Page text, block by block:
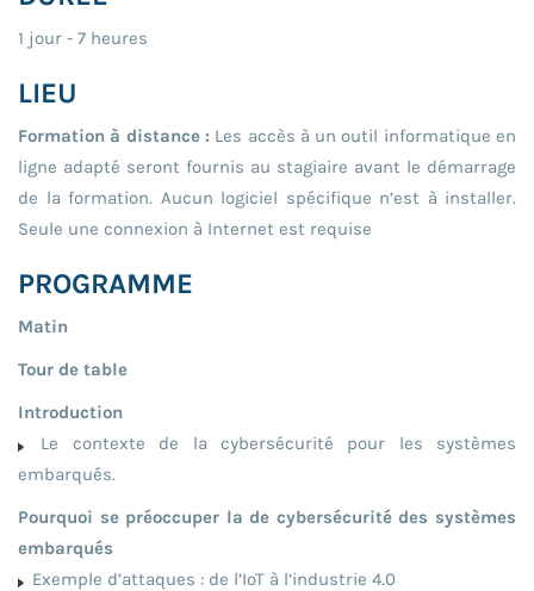
1 jour - 7 heures
LIEU
Formation à distance :Les accès à un outil informatique en
ligne adapté seront fournis au stagiaire avant le démarrage
de la formation. Aucun logiciel spécifique n’est à installer.
Seule une connexion à Internet est requise
PROGRAMME
Matin
Tour de table
Introduction
Le contexte de la cybersécurité pour les systèmes
embarqués.
Pourquoi se préoccuper la de cybersécurité des systèmes
embarqués
Exemple d’attaques : de l’IoT à l’industrie 4.0